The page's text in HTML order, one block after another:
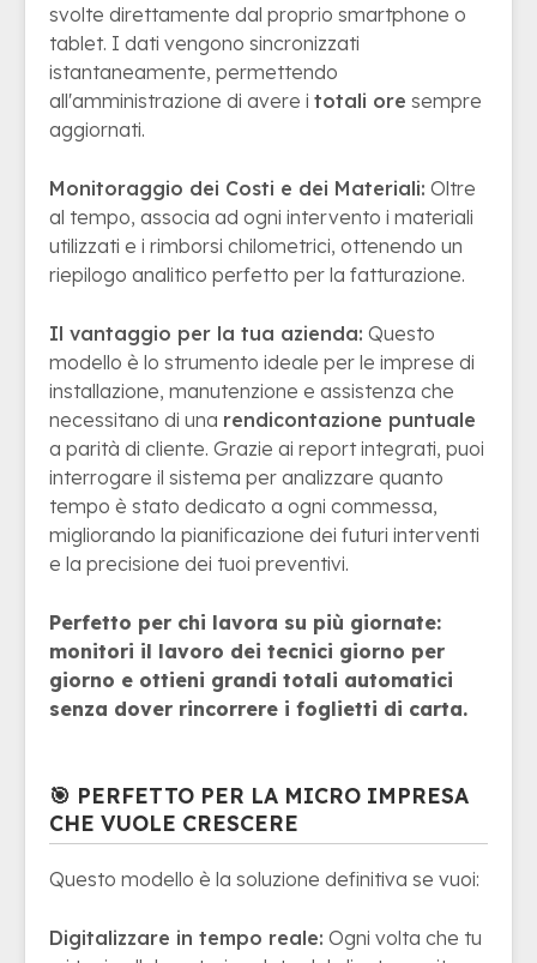
svolte direttamente dal proprio smartphone o
tablet. I dati vengono sincronizzati
istantaneamente, permettendo
all'amministrazione di avere i totali ore sempre
aggiornati.
Monitoraggio dei Costi e dei Materiali: Oltre
al tempo, associa ad ogni intervento i materiali
utilizzati e i rimborsi chilometrici, ottenendo un
riepilogo analitico perfetto per la fatturazione.
Il vantaggio per la tua azienda: Questo
modello è lo strumento ideale per le imprese di
installazione, manutenzione e assistenza che
necessitano di una rendicontazione puntuale
a parità di cliente. Grazie ai report integrati, puoi
interrogare il sistema per analizzare quanto
tempo è stato dedicato a ogni commessa,
migliorando la pianificazione dei futuri interventi
e la precisione dei tuoi preventivi.
Perfetto per chi lavora su più giornate:
monitori il lavoro dei tecnici giorno per
giorno e ottieni grandi totali automatici
senza dover rincorrere i foglietti di carta.
🎯 PERFETTO PER LA MICRO IMPRESA
CHE VUOLE CRESCERE
Questo modello è la soluzione definitiva se vuoi:
Digitalizzare in tempo reale: Ogni volta che tu